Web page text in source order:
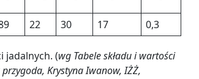
22 30 17 0,3
jadalnych. (wg Tabele składu i wartości
Krystyna Iwanow, IŻŻ,